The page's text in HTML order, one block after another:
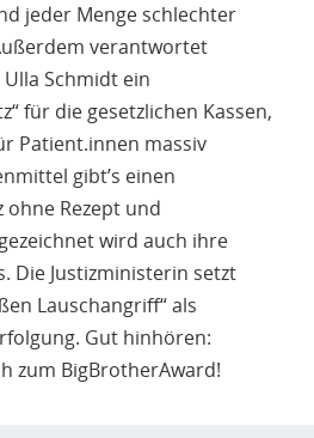
jeder Menge schlechter
verantwortet
Schmidt ein
für die gesetzlichen Kassen,
Patient.innen massiv
gibt’s einen
ohne Rezept und
wird auch ihre
Die Justizministerin setzt
Lauschangriff“ als
Gut hinhören:
zum BigBrotherAward!